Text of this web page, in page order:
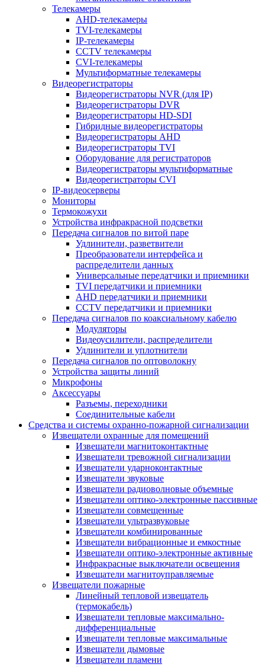
Телекамеры
AHD-телекамеры
TVI-телекамеры
IP-телекамеры
CCTV телекамеры
CVI-телекамеры
Мультиформатные телекамеры
Видеорегистраторы
Видеорегистраторы NVR (для IP)
Видеорегистраторы DVR
Видеорегистраторы HD-SDI
Гибридные видеорегистраторы
Видеорегистраторы AHD
Видеорегистраторы TVI
Оборудование для регистраторов
Видеорегистраторы мультиформатные
Видеорегистраторы CVI
IP-видеосерверы
Мониторы
Термокожухи
Устройства инфракрасной подсветки
Передача сигналов по витой паре
Удлинители, разветвители
Преобразователи интерфейса и
распределители данных
Универсальные передатчики и приемники
TVI передатчики и приемники
AHD передатчики и приемники
CCTV передатчики и приемники
Передача сигналов по коаксиальному кабелю
Модуляторы
Видеоусилители, распределители
Удлинители и уплотнители
Передача сигналов по оптоволокну
Устройства защиты линий
Микрофоны
Аксессуары
Разъемы, переходники
Соединительные кабели
Средства и системы охранно-пожарной сигнализации
Извещатели охранные для помещений
Извещатели магнитоконтактные
Извещатели тревожной сигнализации
Извещатели ударноконтактные
Извещатели звуковые
Извещатели радиоволновые объемные
Извещатели оптико-электронные пассивные
Извещатели совмещенные
Извещатели ультразвуковые
Извещатели комбинированные
Извещатели вибрационные и емкостные
Извещатели оптико-электронные активные
Инфракрасные выключатели освещения
Извещатели магнитоуправляемые
Извещатели пожарные
Линейный тепловой извещатель
(термокабель)
Извещатели тепловые максимально-
дифференциальные
Извещатели тепловые максимальные
Извещатели дымовые
Извещатели пламени